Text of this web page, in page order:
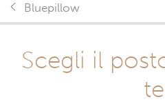
Bluepillow
Scegli il
te